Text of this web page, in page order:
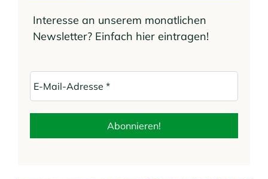
Interesse an unserem monatlichen
Newsletter? Einfach hier eintragen!